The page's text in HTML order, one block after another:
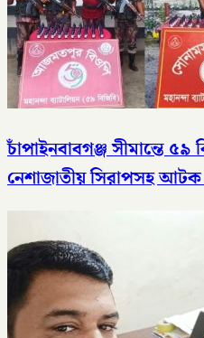
চাঁপাইনবাবগঞ্জ সীমান্তে
নেশাজাতীয় সিরাপসহ